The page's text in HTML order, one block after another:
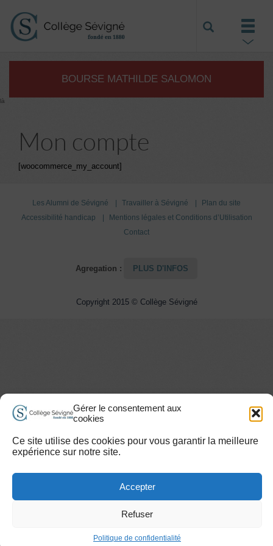
Gérer le consentement aux
cookies
Ce site utilise des cookies pour vous garantir la meilleure
expérience sur notre site.
Accepter
Refuser
Politique de confidentialité
BOURSE MATHILDE SALOMON
là
Mon compte
[woocommerce_my_account]
Les Alumni de Sévigné Travailler à Sévigné
Plan du site
Accessibilité handicap
Mentions légales et Conditions d’Utilisation
Contact
Agregation : PLUS D'INFOS
Copyright 2015 © Collège Sévigné